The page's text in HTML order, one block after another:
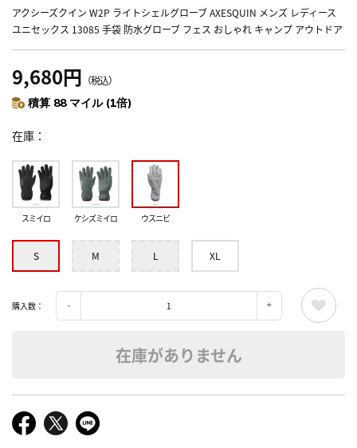
アクシーズクイン W2P ライトシェルグローブ AXESQUIN メンズ レディース
ユニセックス 13085 手袋 防水グローブ フェス おしゃれ キャンプ アウトドア
9,680円 （税込）
積算 88 マイル (1倍)
在庫
スミイロ ケシズミイロ ウスニビ
S M L XL
購入数：
在庫がありません